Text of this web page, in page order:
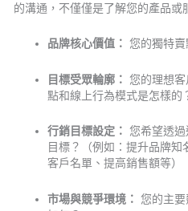
的溝通，不僅僅是了解您的產品或
品牌核心價值： 您的獨特賣
目標受眾輪廓： 您的理想
點和線上行為模式是怎樣的
行銷目標設定： 您希望透
目標？（例如：提升品牌
客戶名單、提高銷售額等）
市場與競爭環境： 您的主